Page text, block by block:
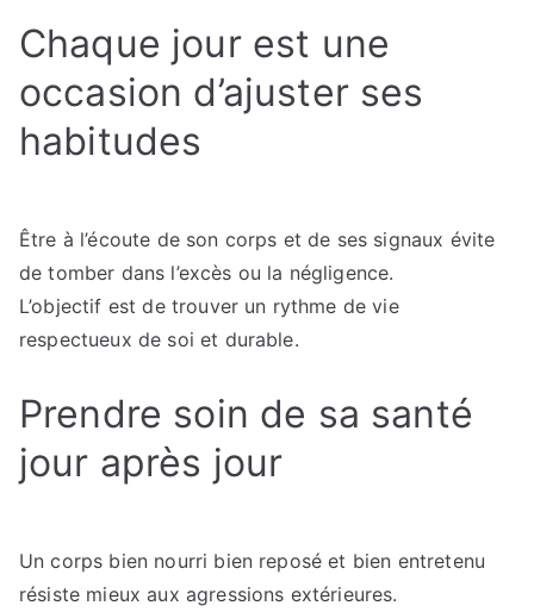
Chaque jour est une
occasion d’ajuster ses
habitudes
Être à l’écoute de son corps et de ses signaux évite
de tomber dans l’excès ou la négligence.
L’objectif est de trouver un rythme de vie
respectueux de soi et durable.
Prendre soin de sa santé
jour après jour
Un corps bien nourri bien reposé et bien entretenu
résiste mieux aux agressions extérieures.